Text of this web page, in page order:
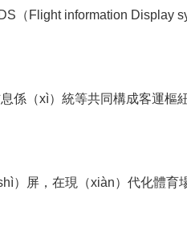
（Flight information Display
（xì）統等共同構成客運
屏，在現（xiàn）代化體育